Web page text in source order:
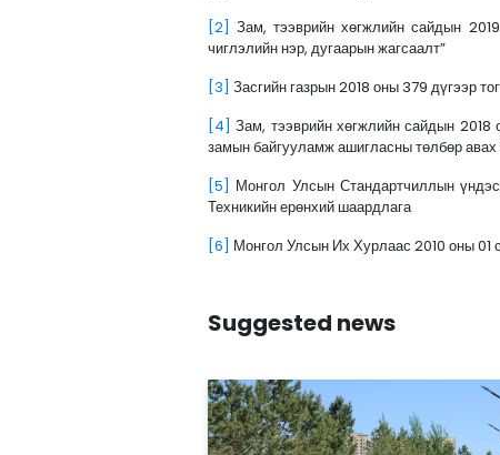
[2] Зам, тээврийн хөгжлийн сайдын
чиглэлийн нэр, дугаарын жагсаалт”
[3] Засгийн газрын 2018 оны 379 дүгээр
[4] Зам, тээврийн хөгжлийн сайдын 2018
замын байгууламж ашигласны төлбөр
[5] Монгол Улсын Стандартчиллын
Техникийн ерөнхий шаардлага
[6] Монгол Улсын Их Хурлаас 2010 оны 01
Suggested news